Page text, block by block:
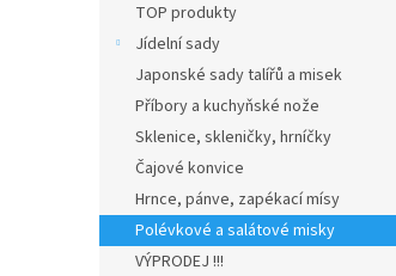
e
l
TOP produkty
Jídelní sady
Japonské sady talířů a misek
Příbory a kuchyňské nože
Sklenice, skleničky, hrníčky
Čajové konvice
Hrnce, pánve, zapékací mísy
Polévkové a salátové misky
VÝPRODEJ !!!